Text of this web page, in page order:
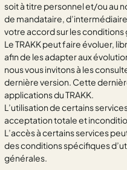
soit à titre personnel et/ou au
de mandataire,
votre accord sur les
Le TRAKK peut faire évoluer,
afin de les adapter aux
nous vous invitons à les
dernière version. Cette
applications du TRAKK.
L’utilisation de certains
acceptation totale et
L’accès à certains services
des conditions spécifiques
générales.